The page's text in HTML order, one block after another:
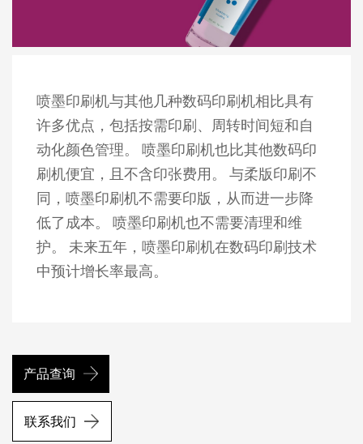
喷墨印刷机与其他几种数码印刷机相比具有
许多优点，包括按需印刷、周转时间短和自
动化颜色管理。 喷墨印刷机也比其他数码印
刷机便宜，且不含印张费用。 与柔版印刷不
同，喷墨印刷机不需要印版，从而进一步降
低了成本。 喷墨印刷机也不需要清理和维
护。 未来五年，喷墨印刷机在数码印刷技术
中预计增长率最高。
产品查询
联系我们